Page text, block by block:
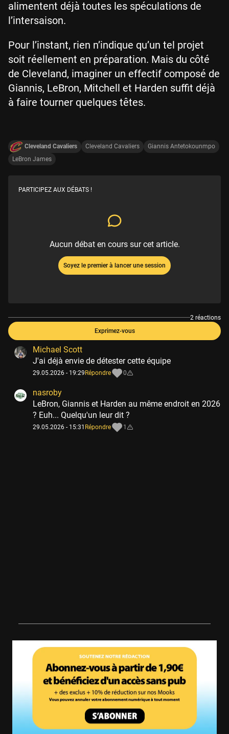
alimentent déjà toutes les spéculations de
l’intersaison.
Pour l’instant, rien n’indique qu’un tel projet
soit réellement en préparation. Mais du côté
de Cleveland, imaginer un effectif composé de
Giannis, LeBron, Mitchell et Harden suffit déjà
à faire tourner quelques têtes.
Cleveland Cavaliers Cleveland Cavaliers
Giannis Antetokounmpo
LeBron James
PARTICIPEZ AUX DÉBATS !
Aucun débat en cours sur cet article.
Soyez le premier à lancer une session
2 réactions
Exprimez-vous
Michael Scott
J'ai déjà envie de détester cette équipe
29.05.2026 - 19:29Répondre 0
nasroby
LeBron, Giannis et Harden au même endroit en 2026
? Euh... Quelqu'un leur dit ?
29.05.2026 - 15:31 Répondre 1